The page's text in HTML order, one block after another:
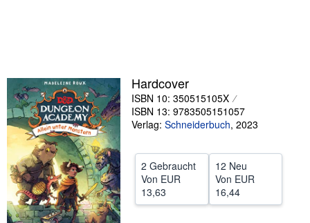
SCHLIESSEN
Hardcover
ISBN 10: 350515105X
ISBN 13: 9783505151057
Verlag: Schneiderbuch, 2023
2 Gebraucht
Von EUR
13,63
12 Neu
Von EUR
16,44